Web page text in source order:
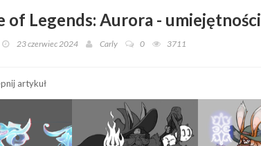
of Legends: Aurora - umiejętności
23 czerwiec 2024 Carly 0 3711
artykuł